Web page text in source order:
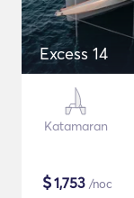
Excess 14
Katamaran
$1,753 /noc